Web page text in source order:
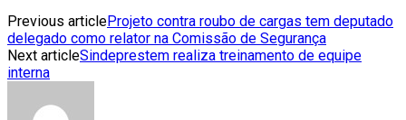
Previous articleProjeto contra roubo de cargas tem deputado
delegado como relator na Comissão de Segurança
Next articleSindeprestem realiza treinamento de equipe
interna